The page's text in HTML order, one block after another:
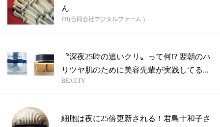
ん
PR(合同会社デジタルファーム )
〝深夜25時の追いクリ〟って何!? 翌朝のハ
リツヤ肌のために美容先輩が実践してる...
BEAUTY
細胞は夜に25倍更新される！君島十和子さ